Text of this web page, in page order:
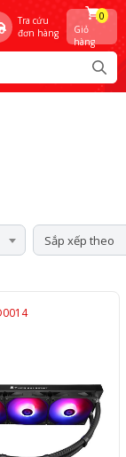
Tra cứu
đơn hàng
Giỏ
hàng
0
Sắp xếp theo